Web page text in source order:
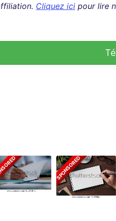
Cliquez ici pour lire
SPONSORED